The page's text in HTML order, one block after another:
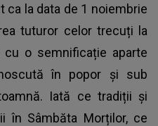
ca la data de 1 noiembrie
tuturor celor trecuți la
o semnificație aparte
în popor și sub
Iată ce tradiții și
în Sâmbăta Morților, ce